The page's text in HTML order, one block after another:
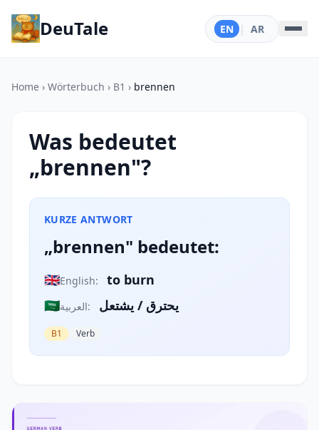
DeuTale EN | AR
Home › Wörterbuch › B1 › brennen
Was bedeutet
„brennen"?
KURZE ANTWORT
„brennen" bedeutet:
🇬🇧English:
to burn
🇸🇦
العربية: يحترق / يشتعل
B1 Verb